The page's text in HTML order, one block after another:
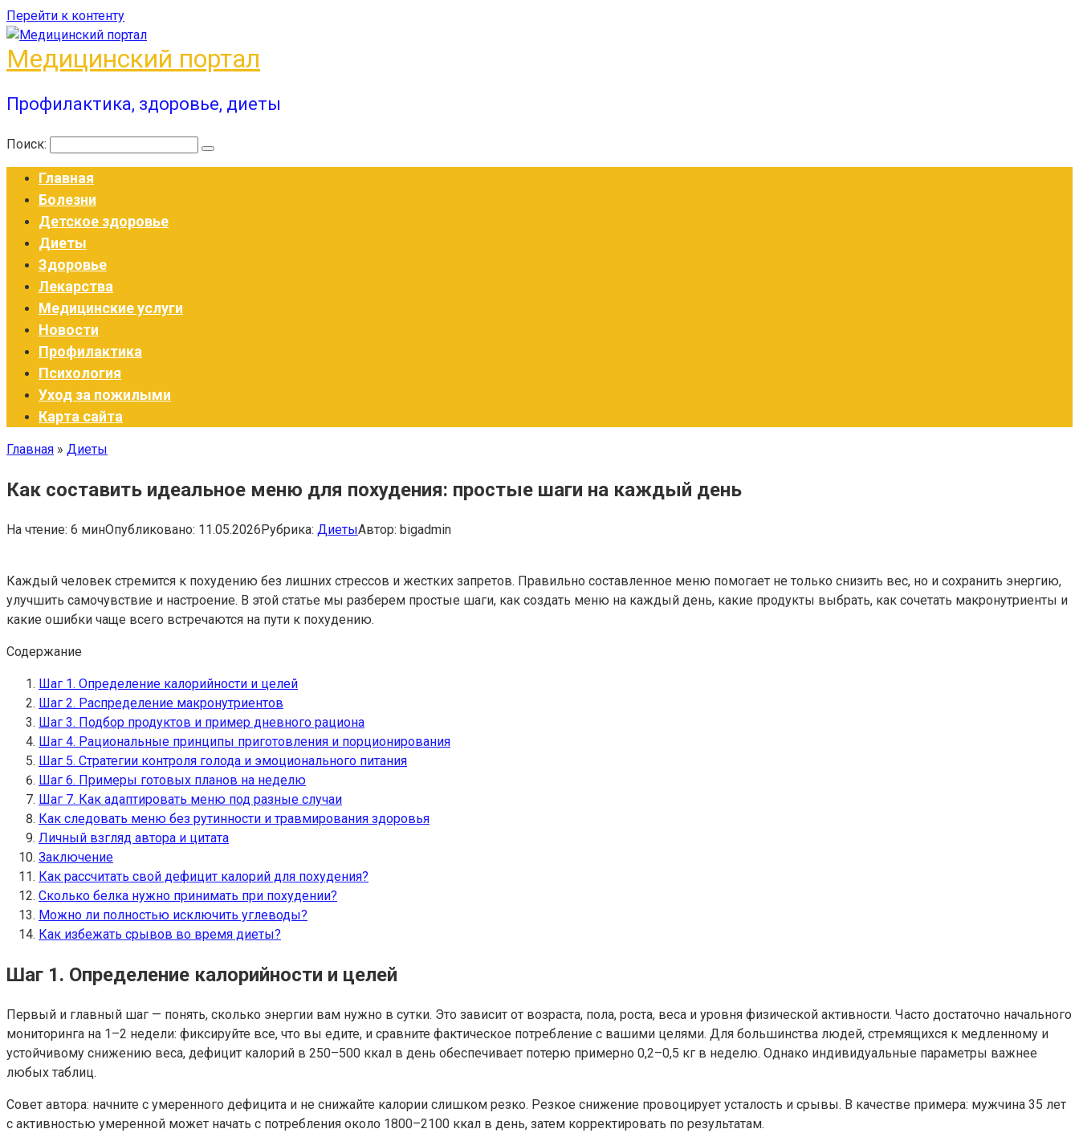
Перейти к контенту
Медицинский портал
Профилактика, здоровье, диеты
Поиск:
Главная
Болезни
Детское здоровье
Диеты
Здоровье
Лекарства
Медицинские услуги
Новости
Профилактика
Психология
Уход за пожилыми
Карта сайта
Главная » Диеты
Как составить идеальное меню для похудения: простые шаги на каждый день
На чтение: 6 минОпубликовано: 11.05.2026Рубрика: ДиетыАвтор: bigadmin
Каждый человек стремится к похудению без лишних стрессов и жестких запретов. Правильно составленное меню помогает не только снизить вес, но и сохранить энергию,
улучшить самочувствие и настроение. В этой статье мы разберем простые шаги, как создать меню на каждый день, какие продукты выбрать, как сочетать макронутриенты и
какие ошибки чаще всего встречаются на пути к похудению.
Содержание
Шаг 1. Определение калорийности и целей
Шаг 2. Распределение макронутриентов
Шаг 3. Подбор продуктов и пример дневного рациона
Шаг 4. Рациональные принципы приготовления и порционирования
Шаг 5. Стратегии контроля голода и эмоционального питания
Шаг 6. Примеры готовых планов на неделю
Шаг 7. Как адаптировать меню под разные случаи
Как следовать меню без рутинности и травмирования здоровья
Личный взгляд автора и цитата
Заключение
Как рассчитать свой дефицит калорий для похудения?
Сколько белка нужно принимать при похудении?
Можно ли полностью исключить углеводы?
Как избежать срывов во время диеты?
Шаг 1. Определение калорийности и целей
Первый и главный шаг — понять, сколько энергии вам нужно в сутки. Это зависит от возраста, пола, роста, веса и уровня физической активности. Часто достаточно начального
мониторинга на 1–2 недели: фиксируйте все, что вы едите, и сравните фактическое потребление с вашими целями. Для большинства людей, стремящихся к медленному и
устойчивому снижению веса, дефицит калорий в 250–500 ккал в день обеспечивает потерю примерно 0,2–0,5 кг в неделю. Однако индивидуальные параметры важнее
любых таблиц.
Совет автора: начните с умеренного дефицита и не снижайте калории слишком резко. Резкое снижение провоцирует усталость и срывы. В качестве примера: мужчина 35 лет
с активностью умеренной может начать с потребления около 1800–2100 ккал в день, затем корректировать по результатам.